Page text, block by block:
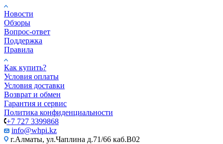
Новости
Обзоры
Вопрос-ответ
Поддержка
Правила
Как купить?
Условия оплаты
Условия доставки
Возврат и обмен
Гарантия и сервис
Политика конфиденциальности
+7 727 3399868
info@whpi.kz
г.Алматы, ул.Чаплина д.71/66 каб.B02